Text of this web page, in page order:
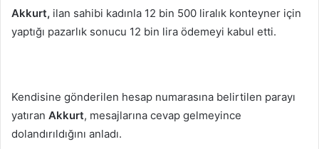
Akkurt, ilan sahibi kadınla 12 bin 500 liralık konteyner için
yaptığı pazarlık sonucu 12 bin lira ödemeyi kabul etti.
Kendisine gönderilen hesap numarasına belirtilen parayı
yatıran Akkurt, mesajlarına cevap gelmeyince
dolandırıldığını anladı.